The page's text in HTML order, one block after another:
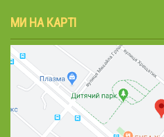
МИ НА КАРТІ